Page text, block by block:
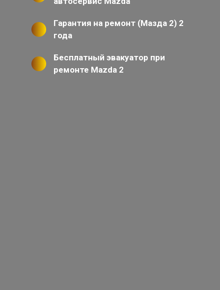
Гарантия на ремонт (Мазда 2) 2
года
Бесплатный эвакуатор при
ремонте Mazda 2